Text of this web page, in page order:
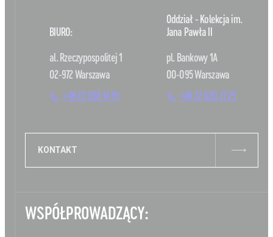
BIURO:
al. Rzeczypospolitej 1
02-972 Warszawa
+48 22 308 14 91
Oddział - Kolekcja im.
Jana Pawła II
pl. Bankowy 1A
00-095 Warszawa
+48 22 620 27 25
KONTAKT
WSPÓŁPROWADZĄCY: